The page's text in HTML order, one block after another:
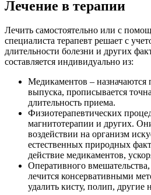
Лечение в терапии
Лечить самостоятельно или с
специалиста терапевт решает с
длительности болезни и других
составляется индивидуально из:
Медикаментов –
выпуска, прописывается
длительность приема.
Физиотерапевтических
магнитотерапии и других.
воздействии на организм
естественных природных
действие медикаментов,
Оперативного вмешательства,
лечится консервативными
удалить кисту, полип, другие